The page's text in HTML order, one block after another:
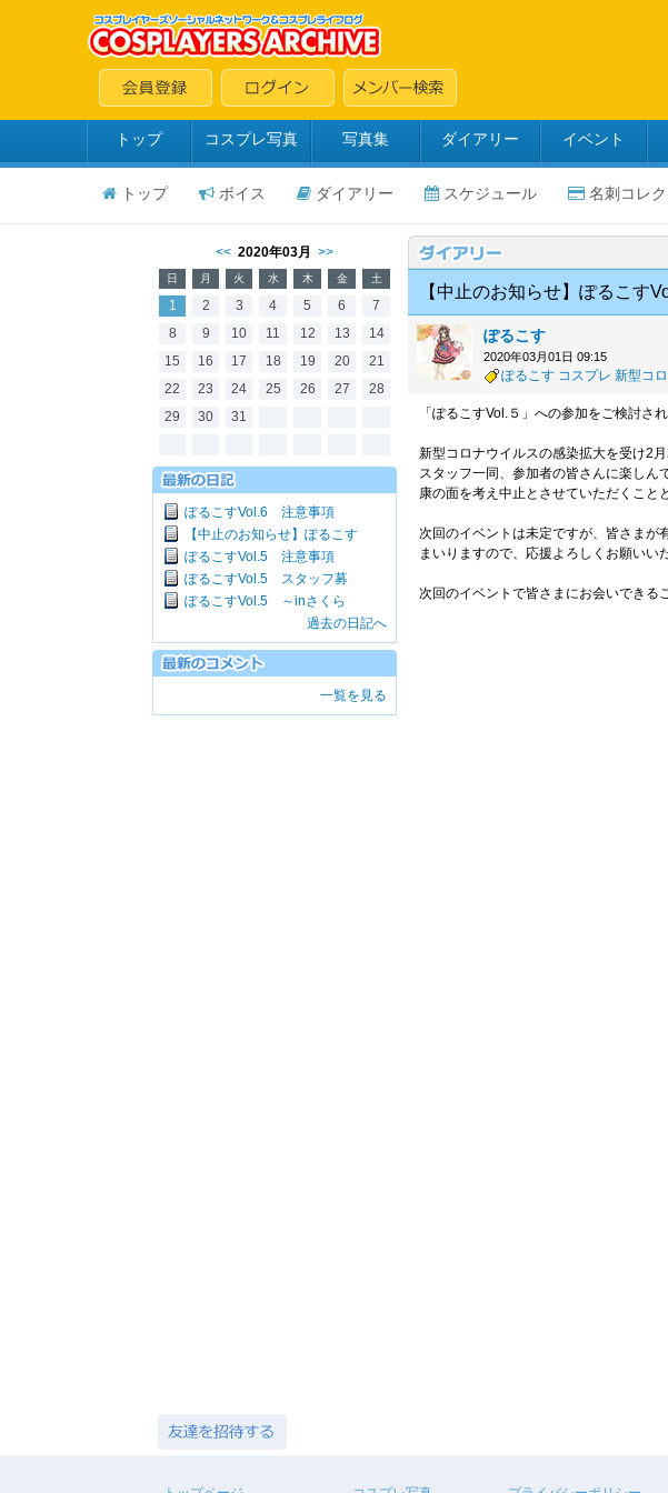
トップ コスプレ写真 写真集 ダイアリー イベント
トップ ボイス ダイアリー スケジュール 名刺コレ
<< 2020年03月 >>
日 月 火 水 木 金 土
1 2 3 4 5 6
7
8
9 10 11 12 13
14
15
16 17 18 19 20
21
22
23 24 25 26 27
28
29
30 31
ぽるこすVol.6 注意事項
【中止のお知らせ】ぽるこす
ぽるこすVol.5 注意事項
ぽるこすVol.5 スタッフ募
ぽるこすVol.5 ～inさくら
過去の日記へ
一覧を見る
【中止のお知らせ】ぽるこす
ぽるこす
2020年03月01日 09:15
ぽるこす コスプレ 新型コ
「ぽるこすVol.５」への参加をご検討さ
新型コロナウイルスの感染拡大を受け2
スタッフ一同、参加者の皆さんに楽しん
康の面を考え中止とさせていただくこと
次回のイベントは未定ですが、皆さまが
まいりますので、応援よろしくお願いい
次回のイベントで皆さまにお会いできる